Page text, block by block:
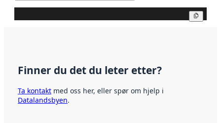
Finner du det du leter etter?
Ta kontakt med oss her, eller spør om hjelp i
Datalandsbyen.